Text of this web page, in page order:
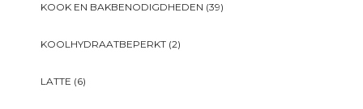
KOOK EN BAKBENODIGDHEDEN (39)
KOOLHYDRAATBEPERKT (2)
LATTE (6)